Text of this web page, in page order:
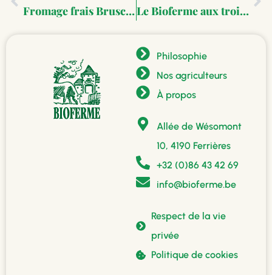
Fromage frais Bruschetta Le Bioferme aux trois laits
Philosophie
Nos agriculteurs
À propos
Allée de Wésomont
10, 4190 Ferrières
+32 (0)86 43 42 69
info@bioferme.be
Respect de la vie
privée
Politique de cookies